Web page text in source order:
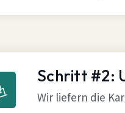
Schritt #2:
Wir liefern die